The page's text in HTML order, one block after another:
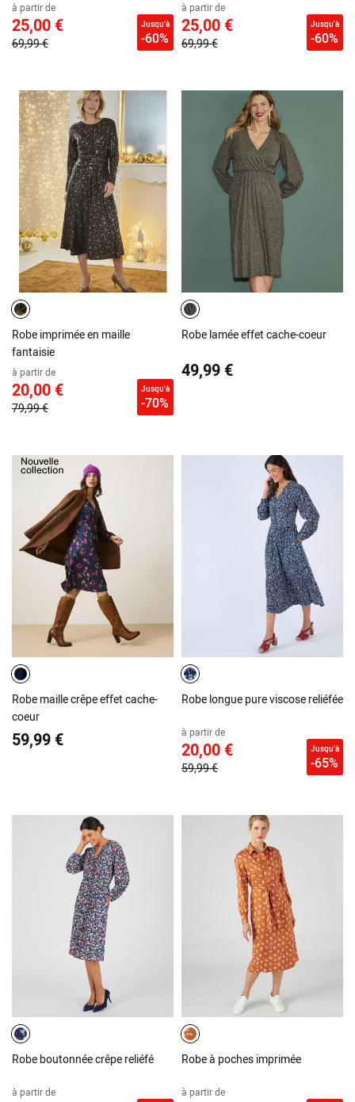
à partir de
25,00 €
69,99 €
Jusqu'à
-60%
à partir de
25,00 €
69,99 €
Jusqu'à
-60%
Robe imprimée en maille
fantaisie
à partir de
20,00 €
79,99 €
Jusqu'à
-70%
Robe lamée effet cache-coeur
49,99 €
Robe maille crêpe effet cache-
coeur
59,99 €
Robe longue pure viscose reliéfée
à partir de
20,00 €
59,99 €
Jusqu'à
-65%
Robe boutonnée crêpe reliéfé
à partir de
Robe à poches imprimée
à partir de